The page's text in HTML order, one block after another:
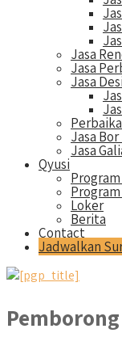
Jasa
Jasa
Jasa
Jasa
Jasa
Qyusi
Loker
Berita
Contact
Jadwalkan